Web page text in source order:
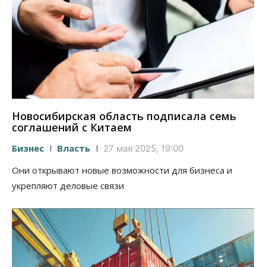
Новосибирская область подписала семь
соглашений с Китаем
Бизнес Власть 27 мая 2025, 19:00
Они открывают новые возможности для бизнеса и
укрепляют деловые связи